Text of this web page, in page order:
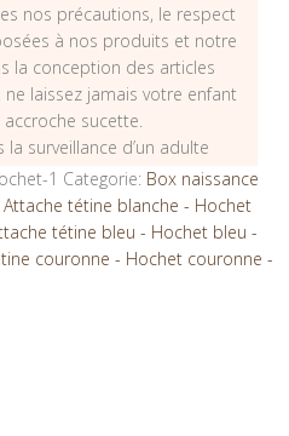
nos précautions, le respect
à nos produits et notre
la conception des articles
laissez jamais votre enfant
accroche sucette.
surveillance d’un adulte
1 Categorie: Box naissance
Attache tétine blanche - Hochet
tétine bleu - Hochet bleu -
couronne - Hochet couronne -